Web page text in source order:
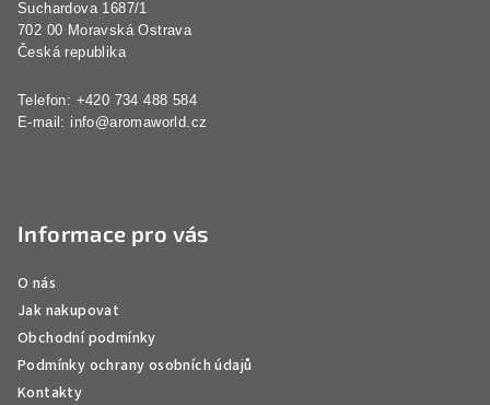
Suchardova 1687/1
702 00 Moravská Ostrava
Česká republika
Telefon: +420 734 488 584
E-mail: info@aromaworld.cz
Informace pro vás
O nás
Jak nakupovat
Obchodní podmínky
Podmínky ochrany osobních údajů
Kontakty